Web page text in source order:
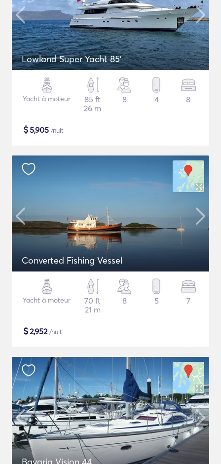
Lowland Super Yacht 85'
Yacht à moteur
85 ft
26 m
8 4 8
$5,905 /nuit
Converted Fishing Vessel
Yacht à moteur
70 ft
21 m
8 5 7
$2,952/nuit